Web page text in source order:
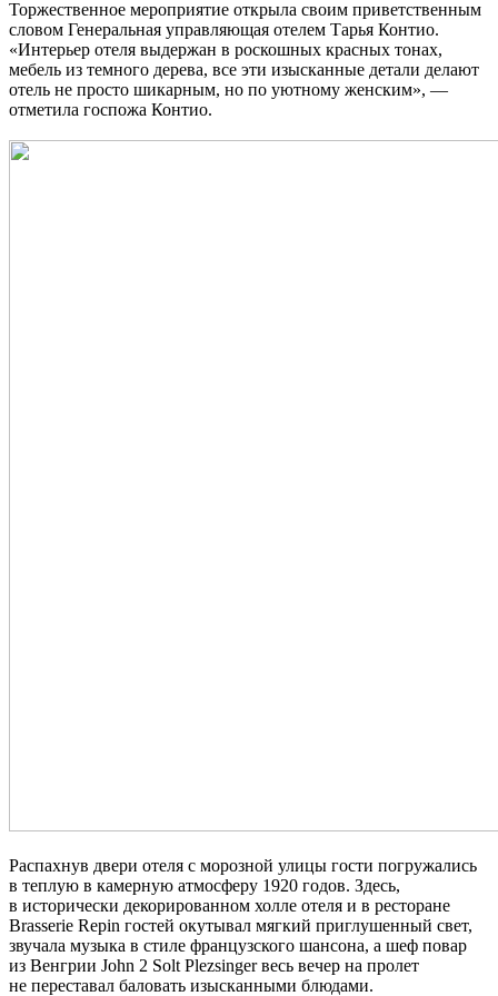
Торжественное мероприятие открыла своим приветственным
словом Генеральная управляющая отелем Тарья Контио.
«Интерьер отеля выдержан в роскошных красных тонах,
мебель из темного дерева, все эти изысканные детали делают
отель не просто шикарным, но по уютному женским», —
отметила госпожа Контио.
Распахнув двери отеля с морозной улицы гости погружались
в теплую в камерную атмосферу 1920 годов. Здесь,
в исторически декорированном холле отеля и в ресторане
Brasserie Repin гостей окутывал мягкий приглушенный свет,
звучала музыка в стиле французского шансона, а шеф повар
из Венгрии John 2 Solt Plezsinger весь вечер на пролет
не переставал баловать изысканными блюдами.